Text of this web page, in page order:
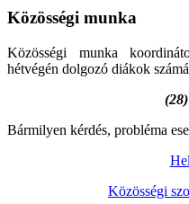
Közösségi munka
Közösségi munka
hétvégén dolgozó diákok
Bármilyen kérdés, probléma
Közösségi